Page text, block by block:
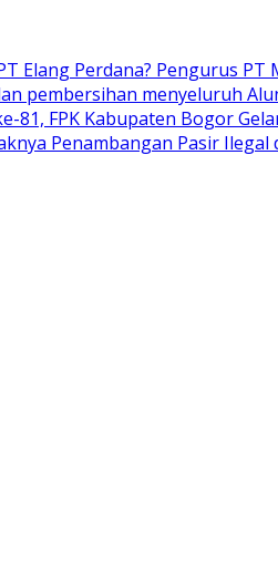
Elang Perdana? Pengurus
pembersihan menyeluruh
81, FPK Kabupaten Bogor
Penambangan Pasir Ilegal